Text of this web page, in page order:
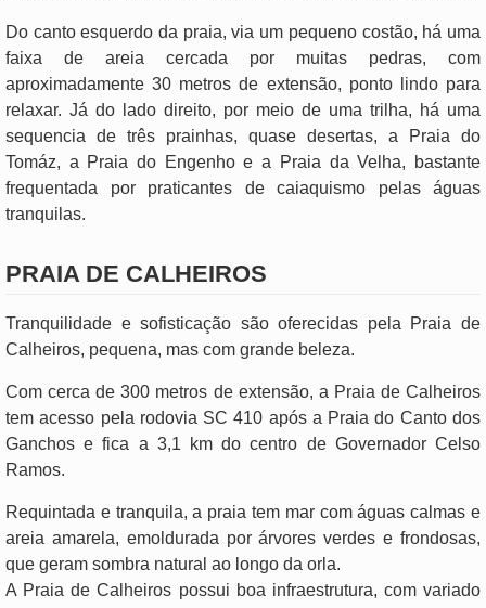
Do canto esquerdo da praia, via um pequeno costão, há uma
faixa de areia cercada por muitas pedras, com
aproximadamente 30 metros de extensão, ponto lindo para
relaxar. Já do lado direito, por meio de uma trilha, há uma
sequencia de três prainhas, quase desertas, a Praia do
Tomáz, a Praia do Engenho e a Praia da Velha, bastante
frequentada por praticantes de caiaquismo pelas águas
tranquilas.
PRAIA DE CALHEIROS
Tranquilidade e sofisticação são oferecidas pela Praia de
Calheiros, pequena, mas com grande beleza.
Com cerca de 300 metros de extensão, a Praia de Calheiros
tem acesso pela rodovia SC 410 após a Praia do Canto dos
Ganchos e fica a 3,1 km do centro de Governador Celso
Ramos.
Requintada e tranquila, a praia tem mar com águas calmas e
areia amarela, emoldurada por árvores verdes e frondosas,
que geram sombra natural ao longo da orla.
A Praia de Calheiros possui boa infraestrutura, com variado